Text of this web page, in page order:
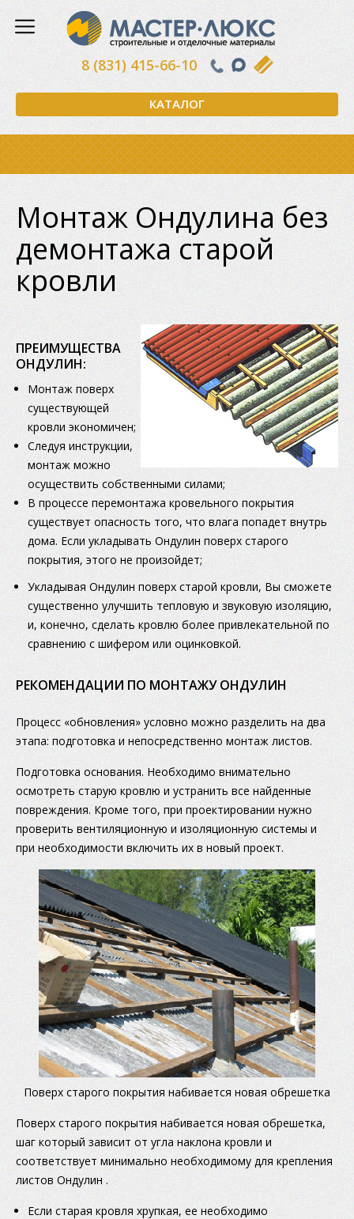
КАТАЛОГ
8 (831) 415-66-10
Монтаж Ондулина без
демонтажа старой
кровли
ПРЕИМУЩЕСТВА
ОНДУЛИН:
Монтаж поверх
существующей
кровли экономичен;
Следуя инструкции,
монтаж можно
осуществить собственными силами;
В процессе перемонтажа кровельного покрытия
существует опасность того, что влага попадет внутрь
дома. Если укладывать Ондулин поверх старого
покрытия, этого не произойдет;
Укладывая Ондулин поверх старой кровли, Вы сможете
существенно улучшить тепловую и звуковую изоляцию,
и, конечно, сделать кровлю более привлекательной по
сравнению с шифером или оцинковкой.
РЕКОМЕНДАЦИИ ПО МОНТАЖУ ОНДУЛИН
Процесс «обновления» условно можно разделить на два
этапа: подготовка и непосредственно монтаж листов.
Подготовка основания. Необходимо внимательно
осмотреть старую кровлю и устранить все найденные
повреждения. Кроме того, при проектировании нужно
проверить вентиляционную и изоляционную системы и
при необходимости включить их в новый проект.
Поверх старого покрытия набивается новая обрешетка
Поверх старого покрытия набивается новая обрешетка,
шаг который зависит от угла наклона кровли и
соответствует минимально необходимому для крепления
листов Ондулин .
Если старая кровля хрупкая, ее необходимо